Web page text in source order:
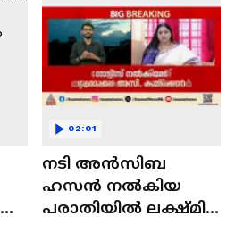
നടി അന്‍സിബ
ഹസന്‍ നല്‍കിയ
പരാതിയില്‍ ലക്ഷ്മി
02:01